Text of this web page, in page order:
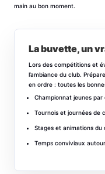
main au bon moment.
La buvette, un
Lors des compétitions et
l’ambiance du club.
en ordre : toutes les
Championnat jeunes par
Tournois et journées de
Stages et animations du
Temps conviviaux